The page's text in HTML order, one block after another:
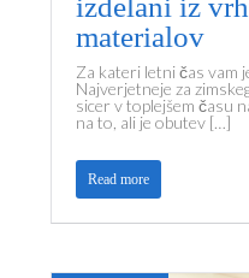
izdelani iz
materialov
Za kateri letni čas vam
Najverjetneje za
sicer v toplejšem času
na to, ali je obutev […]
Read more